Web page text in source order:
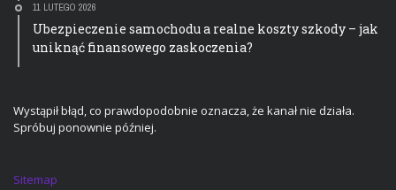
11 LUTEGO 2026
Ubezpieczenie samochodu a realne koszty szkody – jak
uniknąć finansowego zaskoczenia?
Wystąpił błąd, co prawdopodobnie oznacza, że kanał nie działa.
Spróbuj ponownie później.
Sitemap